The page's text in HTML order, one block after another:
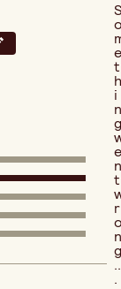
e
t
h
i
n
g
e
n
t
r
n
g
..
.